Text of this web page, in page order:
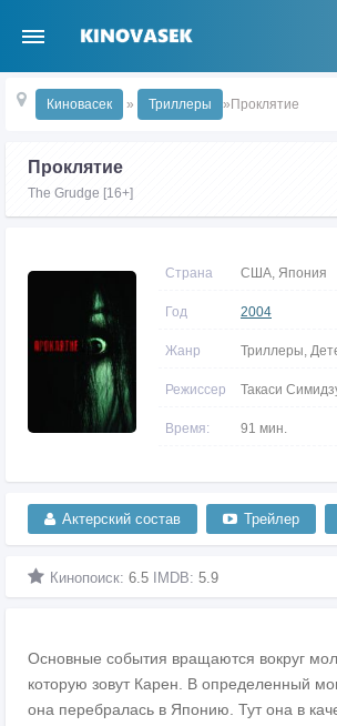
Киновасек » Триллеры »Проклятие
Проклятие
The Grudge [16+]
Страна США, Япония
Год 2004
Жанр Триллеры,
Режиссер Такаси
Время: 91 мин.
Актерский состав Трейлер
Кинопоиск: 6.5 IMDB: 5.9
Основные события вращаются вокруг
которую зовут Карен. В определенный
она перебралась в Японию. Тут она в